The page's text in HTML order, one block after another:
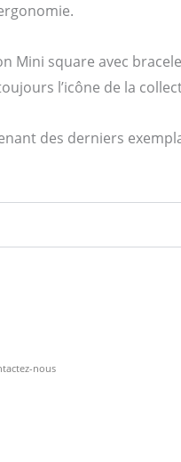
Mini square avec
l’icône de la
des derniers
nous